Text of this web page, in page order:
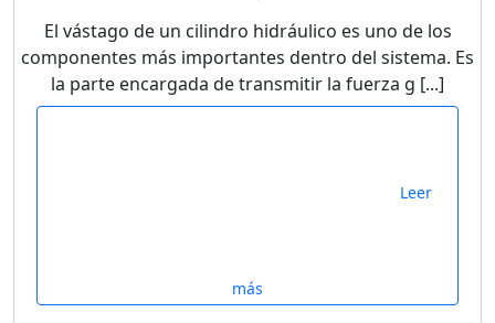
El vástago de un cilindro hidráulico es uno de los
componentes más importantes dentro del sistema. Es
la parte encargada de transmitir la fuerza g [...]
Leer
más